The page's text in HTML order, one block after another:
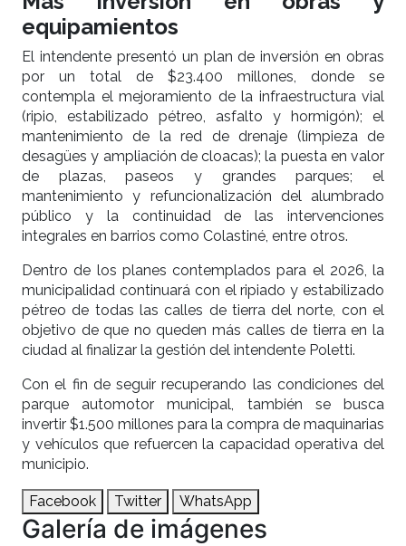
equipamientos
El intendente presentó un plan de inversión en obras
por un total de $23.400 millones, donde se
contempla el mejoramiento de la infraestructura vial
(ripio, estabilizado pétreo, asfalto y hormigón); el
mantenimiento de la red de drenaje (limpieza de
desagües y ampliación de cloacas); la puesta en valor
de plazas, paseos y grandes parques; el
mantenimiento y refuncionalización del alumbrado
público y la continuidad de las intervenciones
integrales en barrios como Colastiné, entre otros.
Dentro de los planes contemplados para el 2026, la
municipalidad continuará con el ripiado y estabilizado
pétreo de todas las calles de tierra del norte, con el
objetivo de que no queden más calles de tierra en la
ciudad al finalizar la gestión del intendente Poletti.
Con el fin de seguir recuperando las condiciones del
parque automotor municipal, también se busca
invertir $1.500 millones para la compra de maquinarias
y vehículos que refuercen la capacidad operativa del
municipio.
Facebook Twitter WhatsApp
Galería de imágenes